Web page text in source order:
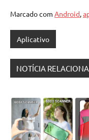
Marcado com Android
Aplicativo
NOTÍCIA